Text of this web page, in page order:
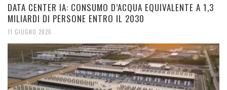
DATA CENTER IA: CONSUMO D’ACQUA EQUIVALENTE A 1,3
MILIARDI DI PERSONE ENTRO IL 2030
11 GIUGNO 2026